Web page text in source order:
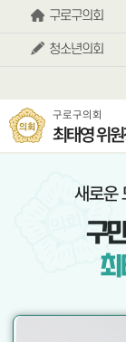
본문바로가기구로구의회
청소년의회
구로구의회
최태영 위
새로운
구